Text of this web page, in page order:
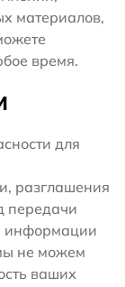
материалов,
время.
для
разглашения
передачи
информации
не можем
ваших